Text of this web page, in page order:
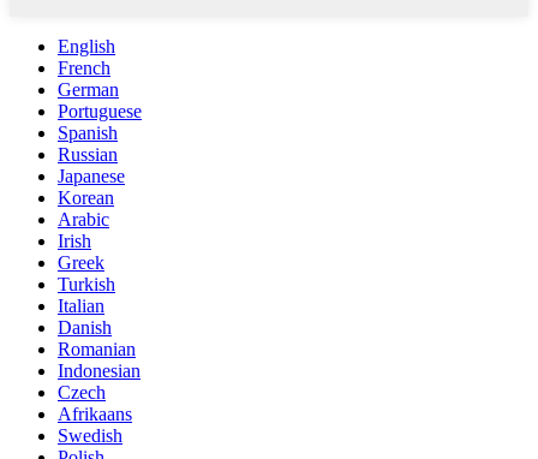
English
French
German
Portuguese
Spanish
Russian
Japanese
Korean
Arabic
Irish
Greek
Turkish
Italian
Danish
Romanian
Indonesian
Czech
Afrikaans
Swedish